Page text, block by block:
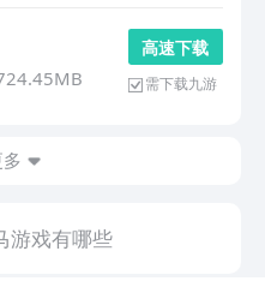
高 速 下 载
需下载九游
游戏有哪些